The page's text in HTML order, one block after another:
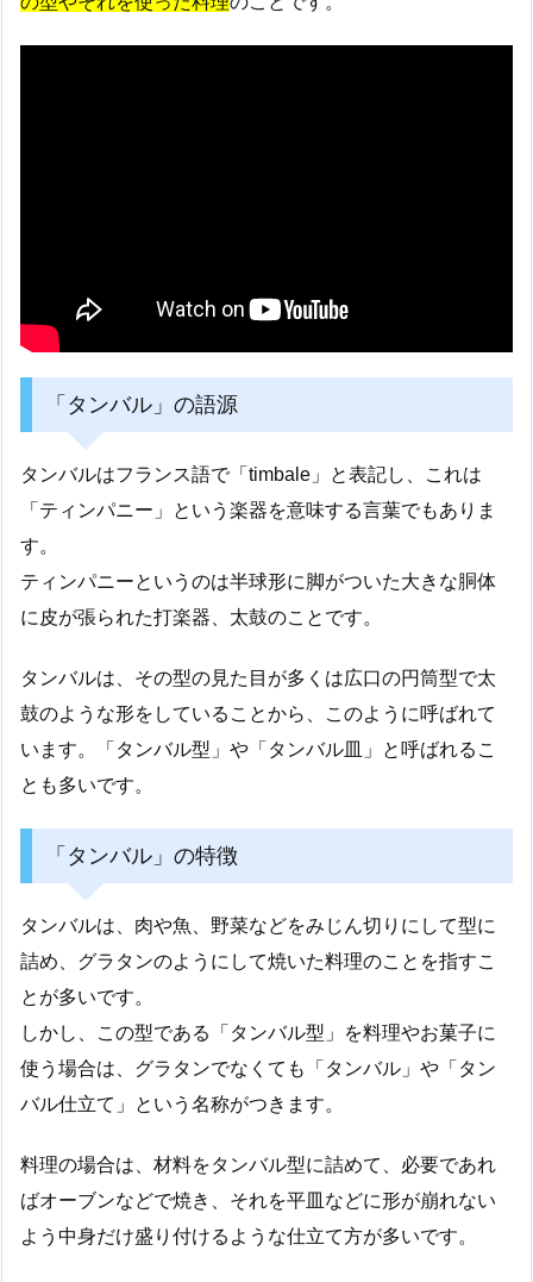
「タンバル」の語源
タンバルはフランス語で「timbale」と表記し、これは
「ティンパニー」という楽器を意味する言葉でもありま
す。
ティンパニーというのは半球形に脚がついた大きな胴体
に皮が張られた打楽器、太鼓のことです。
タンバルは、その型の見た目が多くは広口の円筒型で太
鼓のような形をしていることから、このように呼ばれて
います。「タンバル型」や「タンバル皿」と呼ばれるこ
とも多いです。
「タンバル」の特徴
タンバルは、肉や魚、野菜などをみじん切りにして型に
詰め、グラタンのようにして焼いた料理のことを指すこ
とが多いです。
しかし、この型である「タンバル型」を料理やお菓子に
使う場合は、グラタンでなくても「タンバル」や「タン
バル仕立て」という名称がつきます。
料理の場合は、材料をタンバル型に詰めて、必要であれ
ばオーブンなどで焼き、それを平皿などに形が崩れない
よう中身だけ盛り付けるような仕立て方が多いです。